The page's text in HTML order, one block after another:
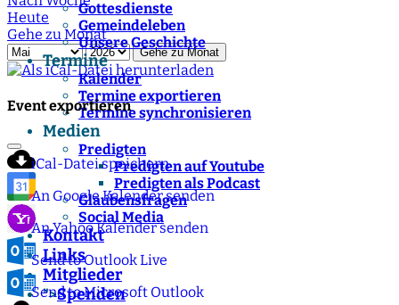
Gottesdienste
Gemeindeleben
Unsere Geschichte
Termine
Kalender
Termine exportieren
Termine synchronisieren
Medien
Predigten
Predigten auf Youtube
Predigten als Podcast
Glaubensfragen
Social Media
Kontakt
Links
Mitglieder
">Spenden
Heute
Gehe zu Monat
Gehe zu Monat
Event exportieren
iCal-Datei speichern
An Google Kalender senden
An Yahoo Kalender senden
Send to Outlook Live
Send to Microsoft Outlook